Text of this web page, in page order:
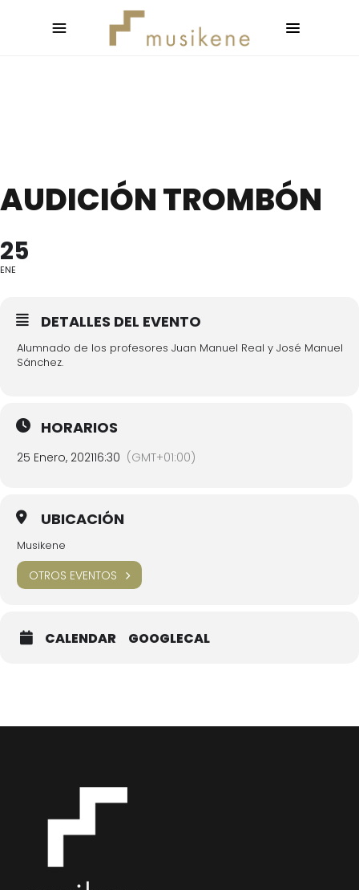
AUDICIÓN TROMBÓN
25
ENE
DETALLES DEL EVENTO
Alumnado de los profesores Juan Manuel Real y José Manuel
Sánchez.
HORARIOS
25 Enero, 202116:30 (GMT+01:00)
UBICACIÓN
Musikene
OTROS EVENTOS
CALENDAR GOOGLECAL